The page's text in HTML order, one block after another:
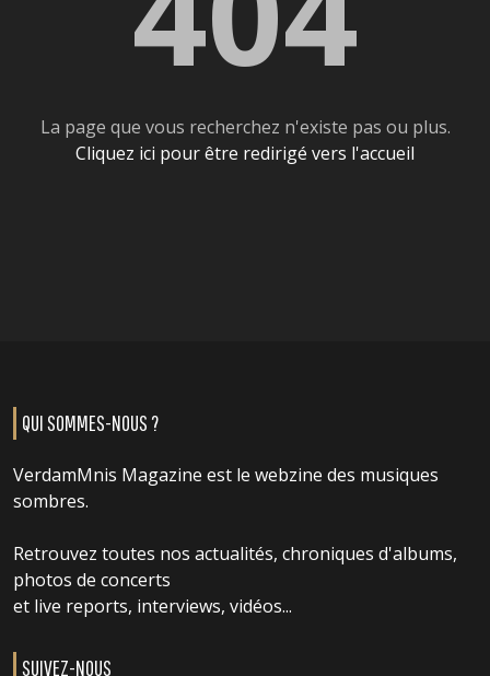
La page que vous recherchez n'existe pas ou plus.
Cliquez ici pour être redirigé vers l'accueil
QUI SOMMES-NOUS ?
VerdamMnis Magazine est le webzine des musiques
sombres.
Retrouvez toutes nos actualités, chroniques d'albums,
photos de concerts
et live reports, interviews, vidéos...
SUIVEZ-NOUS